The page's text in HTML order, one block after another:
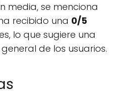
media, se menciona
recibido una 0/5
lo que sugiere una
de los usuarios.